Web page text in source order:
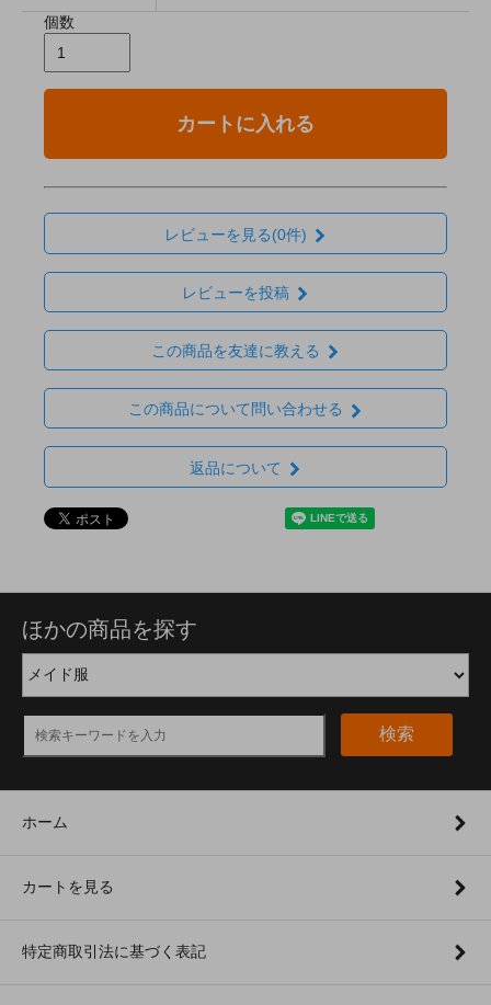
個数
カートに入れる
レビューを見る(0件)
レビューを投稿
この商品を友達に教える
この商品について問い合わせる
返品について
ほかの商品を探す
検索
ホーム
カートを見る
特定商取引法に基づく表記